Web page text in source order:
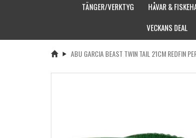
TÄNGER/VERKTYG
HÅVAR &
VECKANS DEAL
ABU GARCIA BEAST TWIN TAIL 21CM REDFIN